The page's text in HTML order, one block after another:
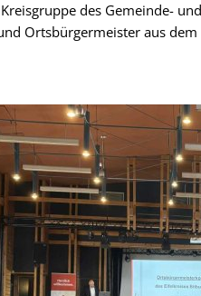
des Gemeinde-
Ortsbürgermeister aus